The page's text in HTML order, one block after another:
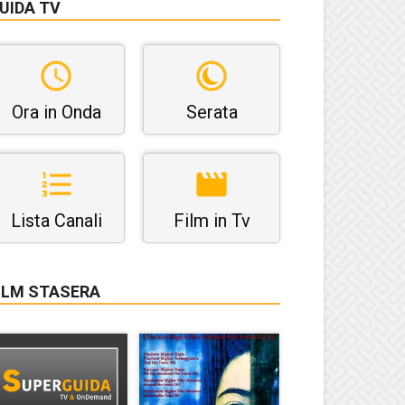
TV
Ora in Onda Serata
Lista Canali Film in Tv
STASERA